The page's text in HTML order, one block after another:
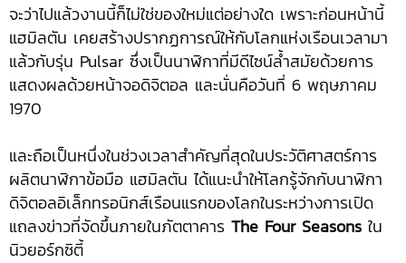
จะว่าไปแล้วงานนี้ก็ไม่ใช่ของใหม่แต่อย่างใด เพราะก่อนหน้านี้
แฮมิลตัน เคยสร้างปรากฏการณ์ให้กับโลกแห่งเรือนเวลามา
แล้วกับรุ่น Pulsar ซึ่งเป็นนาฬิกาที่มีดีไซน์ล้ำสมัยด้วยการ
แสดงผลด้วยหน้าจอดิจิตอล และนั่นคือวันที่ 6 พฤษภาคม
1970
และถือเป็นหนึ่งในช่วงเวลาสำคัญที่สุดในประวัติศาสตร์การ
ผลิตนาฬิกาข้อมือ แฮมิลตัน ได้แนะนำให้โลกรู้จักกับนาฬิกา
ดิจิตอลอิเล็กทรอนิกส์เรือนแรกของโลกในระหว่างการเปิด
แถลงข่าวที่จัดขึ้นภายในภัตตาคาร The Four Seasons ใน
นิวยอร์กซิตี้